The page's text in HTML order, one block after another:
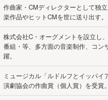
作曲家・CMディレクターとして独
楽作品やヒットCMを世に送り出す。
株式会社C・オーグメントを設立し
番組・等、多方面の音楽制作、コン
躍。
ミュージカル「ルドルフとイッパ
演劇協会の作曲賞（個人賞）を受賞。